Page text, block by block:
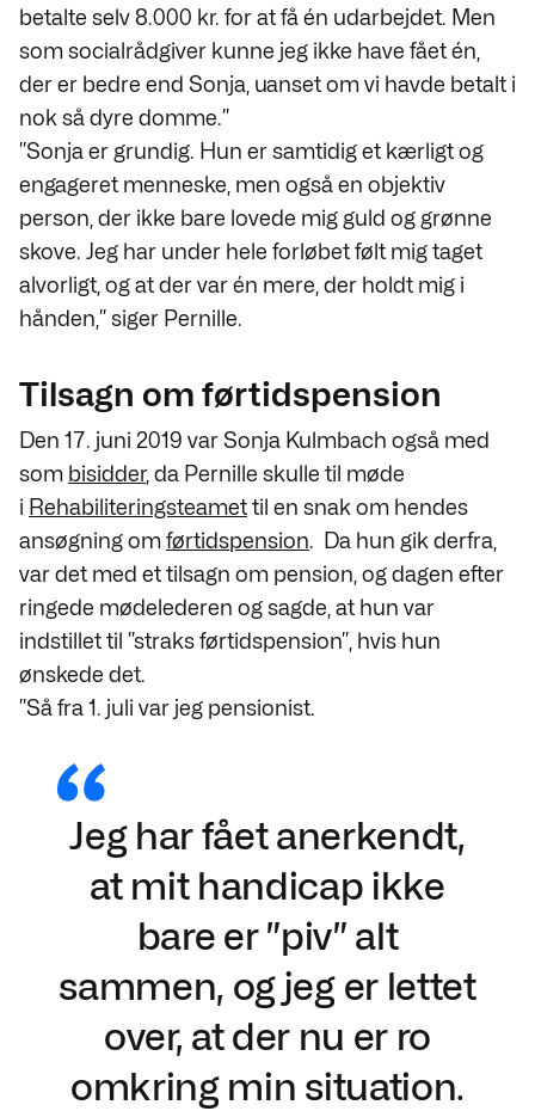
betalte selv 8.000 kr. for at få én udarbejdet. Men
som socialrådgiver kunne jeg ikke have fået én,
der er bedre end Sonja, uanset om vi havde betalt i
nok så dyre domme.”
”Sonja er grundig. Hun er samtidig et kærligt og
engageret menneske, men også en objektiv
person, der ikke bare lovede mig guld og grønne
skove. Jeg har under hele forløbet følt mig taget
alvorligt, og at der var én mere, der holdt mig i
hånden,” siger Pernille.
Tilsagn om førtidspension
Den 17. juni 2019 var Sonja Kulmbach også med
som bisidder, da Pernille skulle til møde
i Rehabiliteringsteamettil en snak om hendes
ansøgning omførtidspension. Da hun gik derfra,
var det med et tilsagn om pension, og dagen efter
ringede mødelederen og sagde, at hun var
indstillet til ”straks førtidspension”, hvis hun
ønskede det.
”Så fra 1. juli var jeg pensionist.
Jeg har fået anerkendt,
at mit handicap ikke
bare er ”piv” alt
sammen, og jeg er lettet
over, at der nu er ro
omkring min situation.